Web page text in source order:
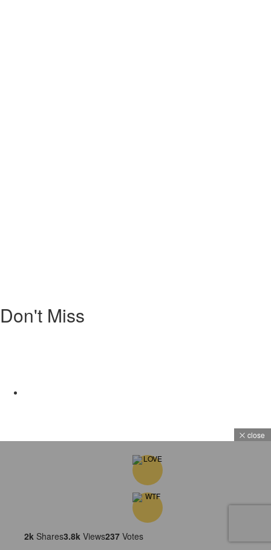
Don't Miss
2k Shares3.8k Views237 Votes
close